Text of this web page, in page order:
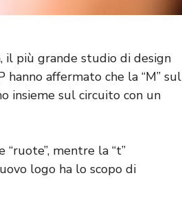
il più grande studio di design
affermato che la “M” sul
insieme sul circuito con un
mentre la “t”
logo ha lo scopo di